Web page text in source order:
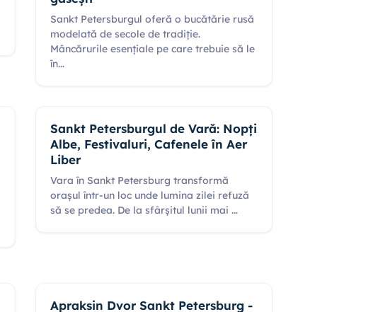
Sankt Petersburgul oferă o bucătărie rusă
modelată de secole de tradiție.
Mâncărurile esențiale pe care trebuie să le
în...
Sankt Petersburgul de Vară: Nopți
Albe, Festivaluri, Cafenele în Aer
Liber
Vara în Sankt Petersburg transformă
orașul într-un loc unde lumina zilei refuză
să se predea. De la sfârșitul lunii mai...
Apraksin Dvor Sankt Petersburg -